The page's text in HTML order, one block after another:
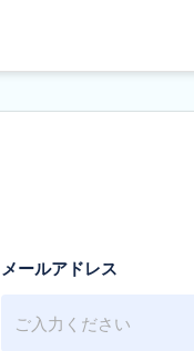
メールアドレス